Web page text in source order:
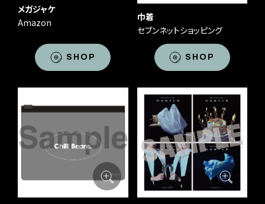
メガジャケ
Amazon
SHOP
巾着
セブンネットショッピング
SHOP